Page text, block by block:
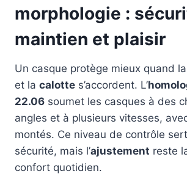
morphologie :
maintien et plaisir
Un casque protège mieux quand la
et la calotte s’accordent. L’
22.06 soumet les casques à des
angles et à plusieurs vitesses,
montés. Ce niveau de contrôle
sécurité, mais l’ajustement reste
confort quotidien.